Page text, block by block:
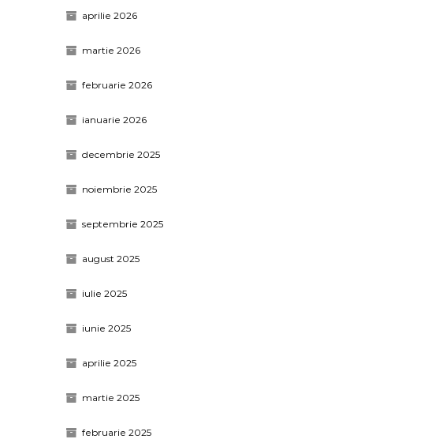
aprilie 2026
martie 2026
februarie 2026
ianuarie 2026
decembrie 2025
noiembrie 2025
septembrie 2025
august 2025
iulie 2025
iunie 2025
aprilie 2025
martie 2025
februarie 2025